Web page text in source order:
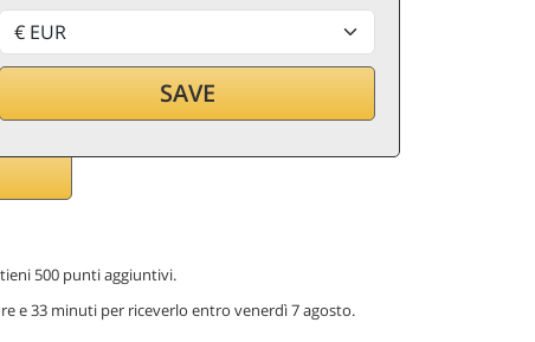
SAVE
con
500 punti aggiuntivi.
e 33 minuti per riceverlo entro venerdì 7 agosto.